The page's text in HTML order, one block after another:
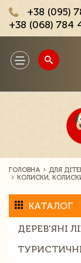
+38 (095)
+38 (068) 784
Toggle
navigation
ГОЛОВНА ДЛЯ
КОЛИСКИ,
КАТАЛОГ
ДЕРЕВ'ЯНІ